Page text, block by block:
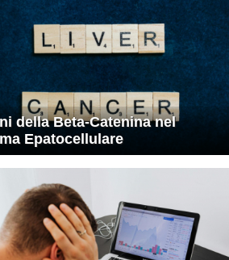
della Beta-Catenina nel
Epatocellulare